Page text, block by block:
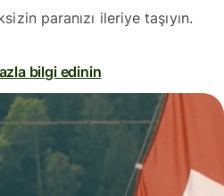
paranızı ileriye taşıyın.
bilgi edinin